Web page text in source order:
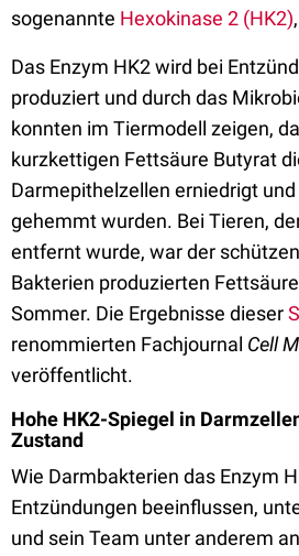
sogenannte Hexokinase 2 (HK2)
Das Enzym HK2 wird bei
produziert und durch das
konnten im Tiermodell zeigen,
kurzkettigen Fettsäure Butyrat
Darmepithelzellen erniedrigt
gehemmt wurden. Bei Tieren,
entfernt wurde, war der
Bakterien produzierten
Sommer. Die Ergebnisse dieser
renommierten Fachjournal Cell
veröffentlicht.
Hohe HK2-Spiegel in
Zustand
Wie Darmbakterien das Enzym
Entzündungen beeinflussen,
und sein Team unter anderem